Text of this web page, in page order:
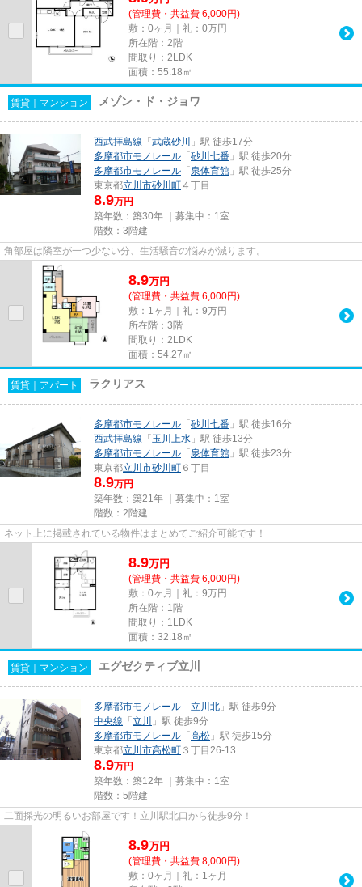
(管理費・共益費 6,000円)
敷：0ヶ月｜礼：0万円
所在階：2階
間取り：2LDK
面積：55.18㎡
賃貸｜マンション メゾン・ド・ジョワ
西武拝島線 「武蔵砂川
」駅 徒歩17分
多摩都市モノレール 「砂川七番 」駅 徒歩20分
多摩都市モノレール 「泉体育館 」駅 徒歩25分
東京都立川市砂川町 ４丁目
8.9万円
築年数：築30年 ｜募集中： 1室
階数：3階建
角部屋は隣室が一つ少ない分、生活騒音の悩みが減ります。
8.9万円
(管理費・共益費 6,000円)
敷：1ヶ月｜礼：9万円
所在階：3階
間取り：2LDK
面積：54.27㎡
賃貸｜アパート ラクリアス
多摩都市モノレール 「砂川七番 」駅 徒歩16分
西武拝島線 「玉川上水 」駅 徒歩13分
多摩都市モノレール 「泉体育館 」駅 徒歩23分
東京都立川市砂川町 ６丁目
8.9万円
築年数：築21年 ｜募集中： 1室
階数：2階建
ネット上に掲載されている物件はまとめてご紹介可能です！
8.9万円
(管理費・共益費 6,000円)
敷：0ヶ月｜礼：9万円
所在階：1階
間取り：1LDK
面積：32.18㎡
賃貸｜マンション エグゼクティブ立川
多摩都市モノレール 「立川北 」駅 徒歩9分
中央線 「立川
」駅 徒歩9分
多摩都市モノレール 「高松 」駅 徒歩15分
東京都立川市高松町 ３丁目26-13
8.9万円
築年数：築12年 ｜募集中： 1室
階数：5階建
二面採光の明るいお部屋です！立川駅北口から徒歩9分！
8.9万円
(管理費・共益費 8,000円)
敷：0ヶ月｜礼：1ヶ月